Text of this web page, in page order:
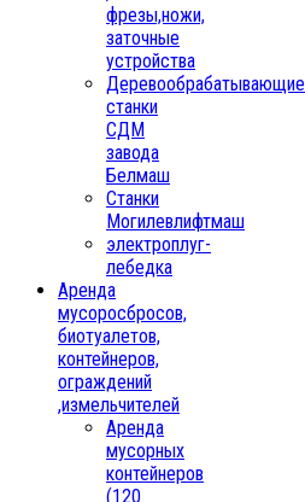
фрезы,ножи,
заточные
устройства
Деревообрабатывающие
станки
СДМ
завода
Белмаш
Станки
Могилевлифтмаш
электроплуг-
лебедка
Аренда
мусоросбросов,
биотуалетов,
контейнеров,
ограждений
,измельчителей
Аренда
мусорных
контейнеров
(120